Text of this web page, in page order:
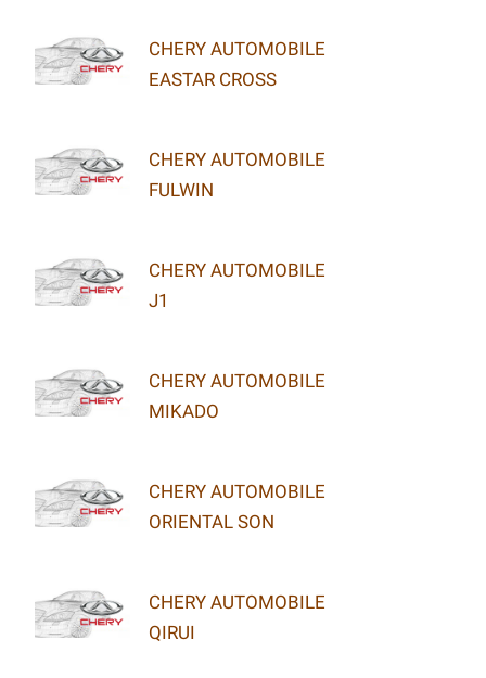
CHERY AUTOMOBILE
EASTAR CROSS
CHERY AUTOMOBILE
FULWIN
CHERY AUTOMOBILE
J1
CHERY AUTOMOBILE
MIKADO
CHERY AUTOMOBILE
ORIENTAL SON
CHERY AUTOMOBILE
QIRUI